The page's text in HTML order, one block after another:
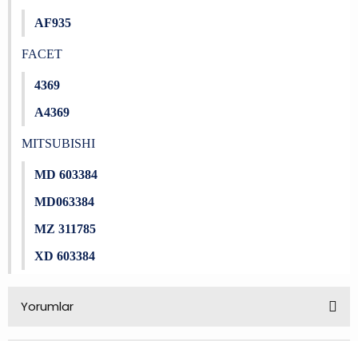
AF935
FACET
4369
A4369
MITSUBISHI
MD 603384
MD063384
MZ 311785
XD 603384
Yorumlar